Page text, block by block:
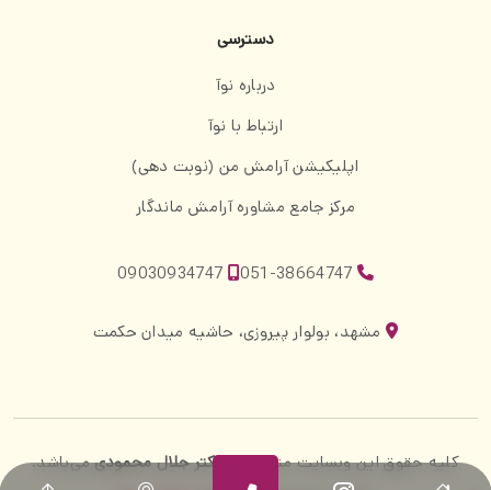
دسترسی
درباره نوآ
ارتباط با نوآ
اپلیکیشن آرامش من (نوبت دهی)
مرکز جامع مشاوره آرامش ماندگار
مشهد، بولوار پیروزی، حاشیه میدان حکمت
کلیه حقوق این وبسایت متعلق بهدکتر جلال محمودیمی‌باشد.